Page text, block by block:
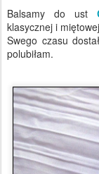
Balsamy do ust
klasycznej i
Swego czasu
polubiłam.